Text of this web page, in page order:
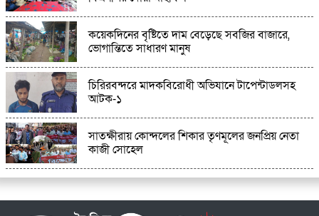
কয়েকদিনের বৃষ্টিতে দাম বেড়েছে সবজির বাজারে,
ভোগান্তিতে সাধারণ মানুষ
চিরিরবন্দরে মাদকবিরোধী অভিযানে টাপেন্টাডলসহ
আটক-১
সাতক্ষীরায় কোন্দলের শিকার তৃণমূলের জনপ্রিয় নেতা
কাজী সোহেল